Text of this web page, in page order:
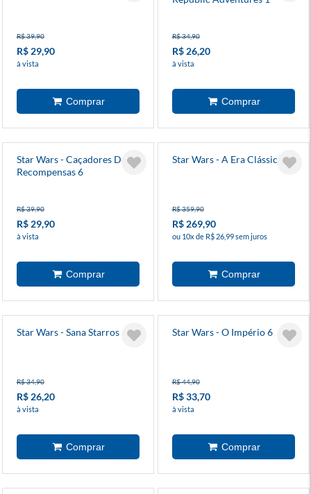
R$ 39,90
R$ 29,90
à vista
R$ 34,90
R$ 26,20
à vista
Star Wars - Caçadores De
Recompensas 6
R$ 39,90
R$ 29,90
à vista
Star Wars - A Era Clássica
R$ 359,90
R$ 269,90
ou 10x de R$ 26,99 sem juros
Star Wars - Sana Starros
R$ 34,90
R$ 26,20
à vista
Star Wars - O Império 6
R$ 44,90
R$ 33,70
à vista